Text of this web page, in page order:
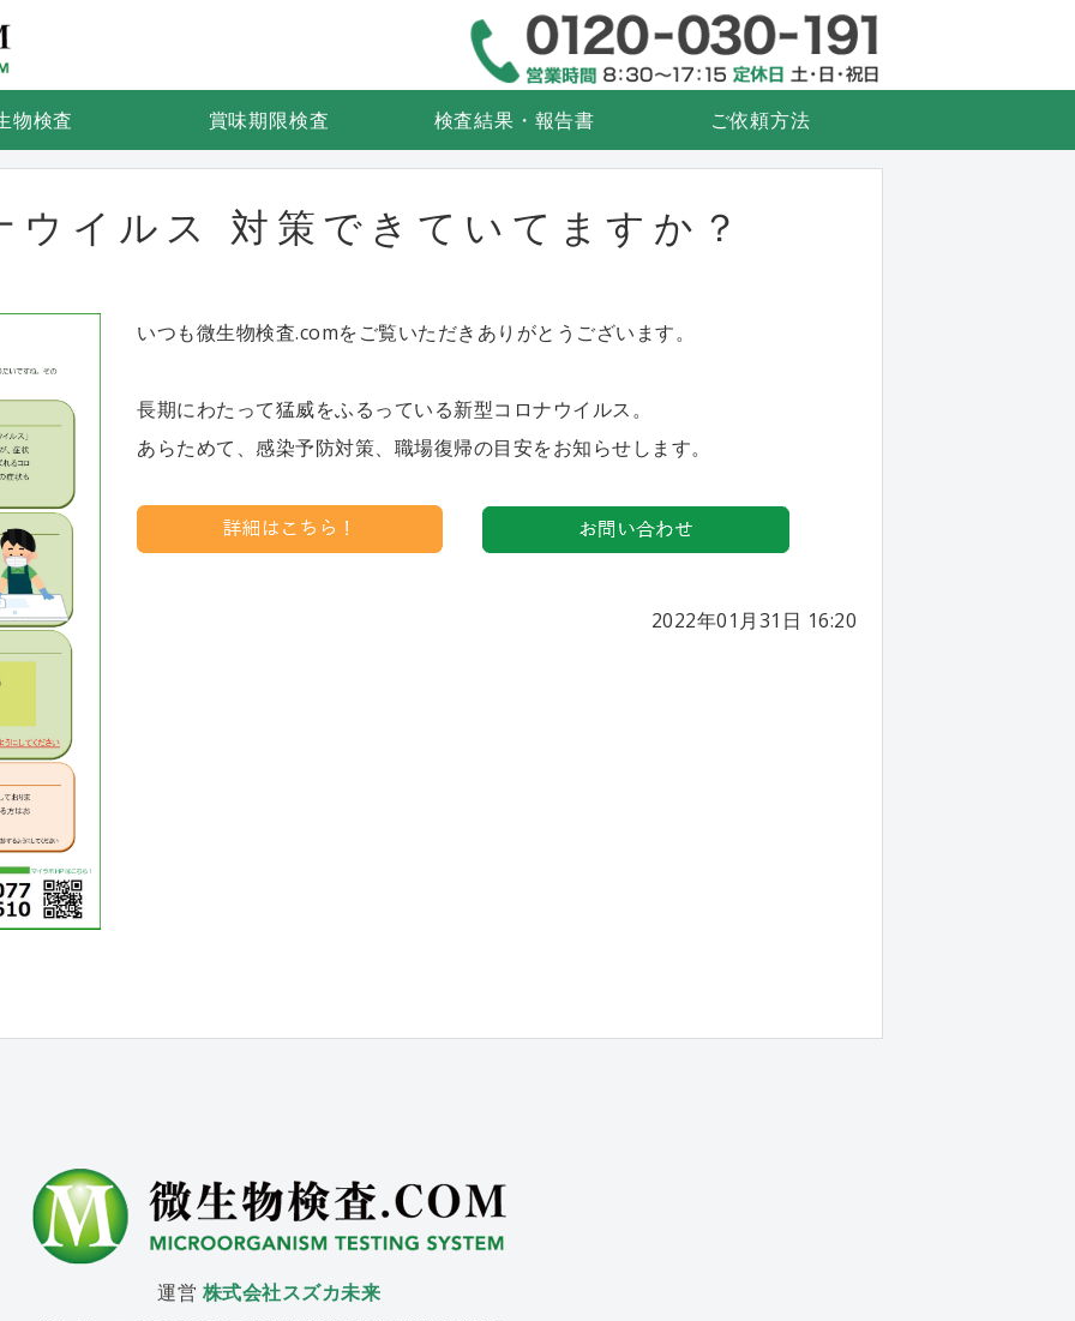
食品検査・微生物検査なら微生物検査.com
物検査 賞味期限検査 検査結果・報告書 ご依頼方法
ウイルス 対策できていてますか？
いつも微生物検査.comをご覧いただきありがとうございます。
長期にわたって猛威をふるっている新型コロナウイルス。
あらためて、感染予防対策、職場復帰の目安をお知らせします。
2022年01月31日 16:20
運営 株式会社スズカ未来